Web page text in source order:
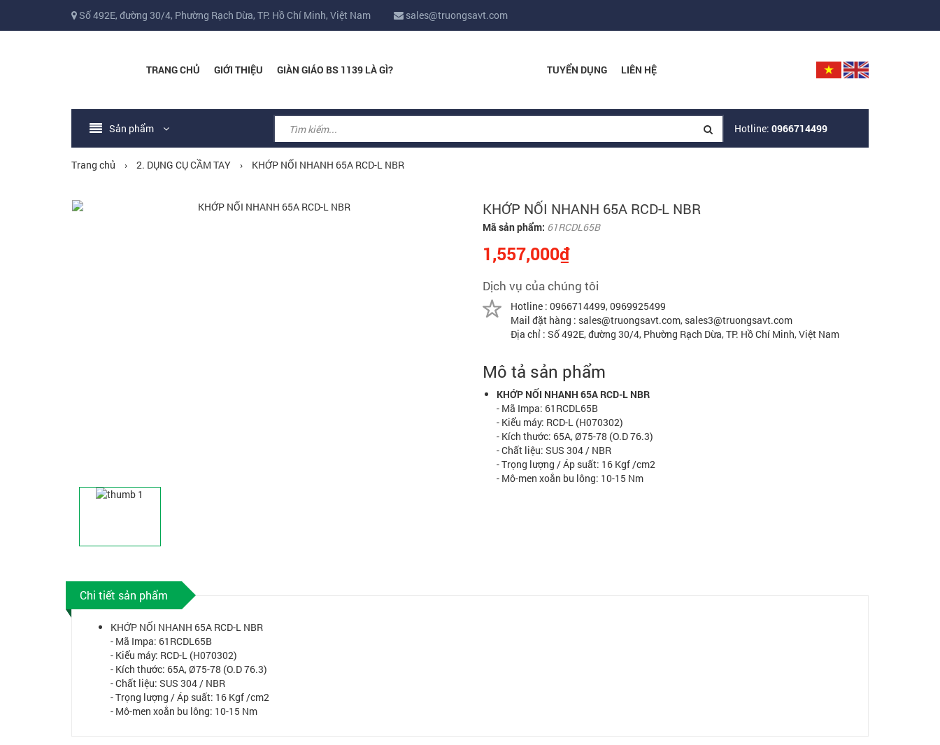
Số 492E, đường 30/4, Phường Rạch Dừa, TP. Hồ Chí Minh, Việt Nam sales@truongsavt.com
TRANG CHỦ GIỚI THIỆU GIÀN GIÁO BS 1139 LÀ GÌ? TUYỂN DỤNG LIÊN HỆ
Sản phẩm Hotline: 0966714499
Trang chủ › 2. DỤNG CỤ CẦM TAY › KHỚP NỐI NHANH 65A RCD-L NBR
KHỚP NỐI NHANH 65A RCD-L NBR
Mã sản phẩm: 61RCDL65B
1,557,000₫
Dịch vụ của chúng tôi
Hotline : 0966714499, 0969925499
Mail đặt hàng : sales@truongsavt.com, sales3@truongsavt.com
Địa chỉ : Số 492E, đường 30/4, Phường Rạch Dừa, TP. Hồ Chí Minh, Việt Nam
Mô tả sản phẩm
KHỚP NỐI NHANH 65A RCD-L NBR
- Mã Impa: 61RCDL65B
- Kiểu máy: RCD-L (H070302)
- Kích thước: 65A, Ø75-78 (O.D 76.3)
- Chất liệu: SUS 304 / NBR
- Trọng lượng / Áp suất: 16 Kgf /cm2
- Mô-men xoắn bu lông: 10-15 Nm
Chi tiết sản phẩm
KHỚP NỐI NHANH 65A RCD-L NBR
- Mã Impa: 61RCDL65B
- Kiểu máy: RCD-L (H070302)
- Kích thước: 65A, Ø75-78 (O.D 76.3)
- Chất liệu: SUS 304 / NBR
- Trọng lượng / Áp suất: 16 Kgf /cm2
- Mô-men xoắn bu lông: 10-15 Nm